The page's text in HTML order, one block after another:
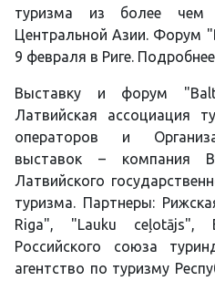
туризма из более
Центральной Азии. Форум
9 февраля в Риге.
Выставку и форум
Латвийская ассоциация
операторов и
выставок – компания
Латвийского
туризма. Партнеры:
Riga", "Lauku ceļotājs",
Российского союза
агентство по туризму